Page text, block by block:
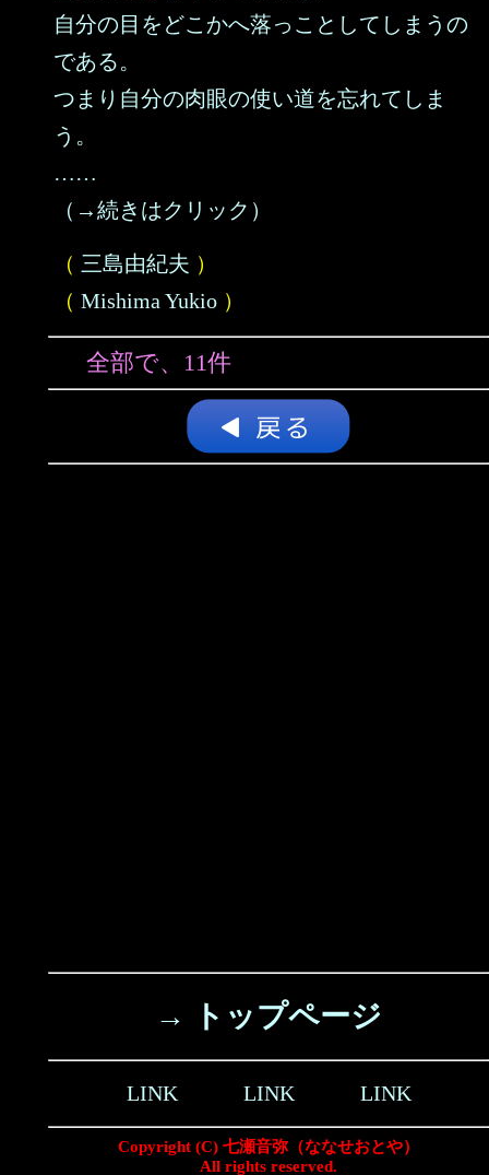
自分の目をどこかへ落っことしてしまうの
である。
つまり自分の肉眼の使い道を忘れてしま
う。
……
（→続きはクリック）
（ 三島由紀夫 ）
（ Mishima Yukio ）
全部で、11件
→ トップページ
LINK LINK LINK
Copyright (C) 七瀬音弥（ななせおとや）
All rights reserved.